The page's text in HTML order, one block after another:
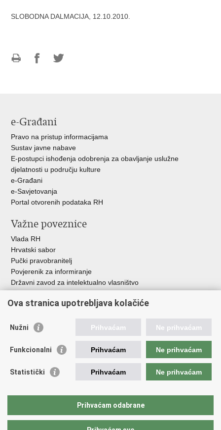
SLOBODNA DALMACIJA, 12.10.2010.
e-Građani
Pravo na pristup informacijama
Sustav javne nabave
E-postupci ishođenja odobrenja za obavljanje uslužne
djelatnosti u području kulture
e-Građani
e-Savjetovanja
Portal otvorenih podataka RH
Važne poveznice
Vlada RH
Hrvatski sabor
Pučki pravobranitelj
Povjerenik za informiranje
Državni zavod za intelektualno vlasništvo
HAKOM
Ostale poveznice
Hrvatski audiovizualni centar
Creative Europe
EU National Institutes for Culture
Međunarodni centar za podvodnu arheologiju u Zadru (MCPA)
Ova stranica upotrebljava kolačiće
Nužni Prihvaćam Ne prihvaćam
Funkcionalni Prihvaćam Ne prihvaćam
Statistički Prihvaćam Ne prihvaćam
Prihvaćam odabrane